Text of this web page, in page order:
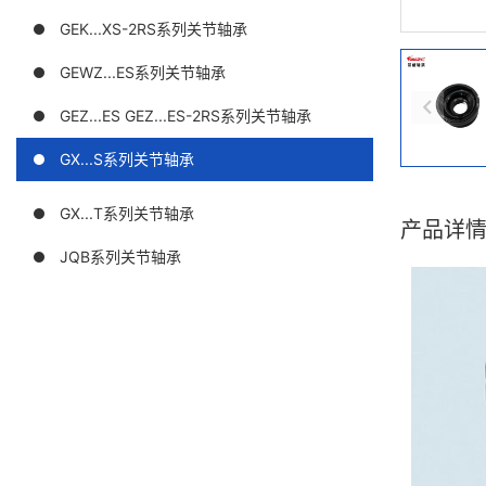
GEK...XS-2RS系列关节轴承
GEWZ...ES系列关节轴承
GEZ...ES GEZ...ES-2RS系列关节轴承
GX...S系列关节轴承
GX...T系列关节轴承
JQB系列关节轴承
产品详情